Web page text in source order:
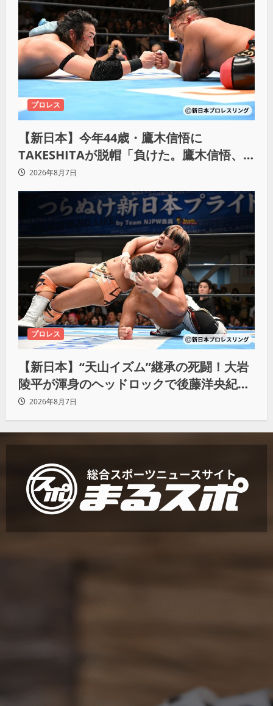
プロレス
【新日本】今年44歳・鷹木信悟に
TAKESHITAが脱帽「負けた。鷹木信悟、
強いわ！」
2026年8月7日
プロレス
【新日本】“天山イズム”継承の死闘！大岩
陵平が渾身のヘッドロックで後藤洋央紀か
らタップ奪取 執念の「リベンジ＆4勝目」
2026年8月7日